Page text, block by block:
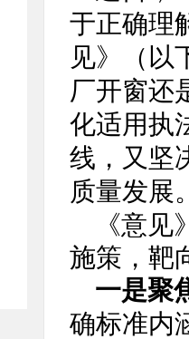
于正确理
见》（以
厂开窗还
化适用执
线，又坚
质量发展
《意
施策，靶
一是聚
确标准内